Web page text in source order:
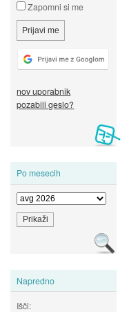
Zapomni si me
nov uporabnik
pozabili geslo?
Po mesecih
Napredno
Išči: